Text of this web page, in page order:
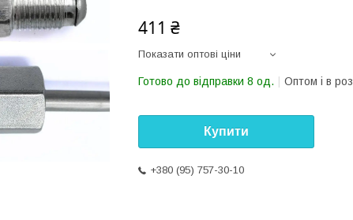
411 ₴
Показати оптові ціни
Готово до відправки 8 од. Оптом і в
Купити
+380 (95) 757-30-10